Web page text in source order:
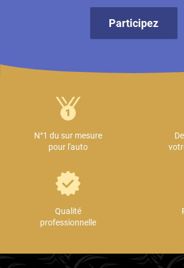
Participez
N°1 du sur mesure
pour l'auto
Qualité
professionnelle